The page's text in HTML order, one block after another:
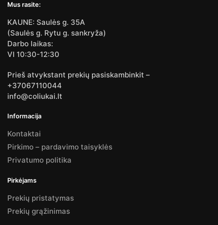
Mus rasite:
KAUNE: Saulės g. 35A
(Saulės g. Rytu g. sankryža)
Darbo laikas:
VI 10:30-12:30
Prieš atvykstant prekių pasiskambinkit –
+37067110044
info@coliukai.lt
Informacija
Kontaktai
Pirkimo – pardavimo taisyklės
Privatumo politika
Pirkėjams
Prekių pristatymas
Prekių grąžinimas